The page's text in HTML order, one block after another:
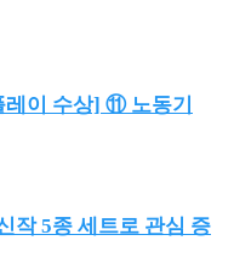
이 수상] ⑪ 노동기
작 5종 세트로 관심 증